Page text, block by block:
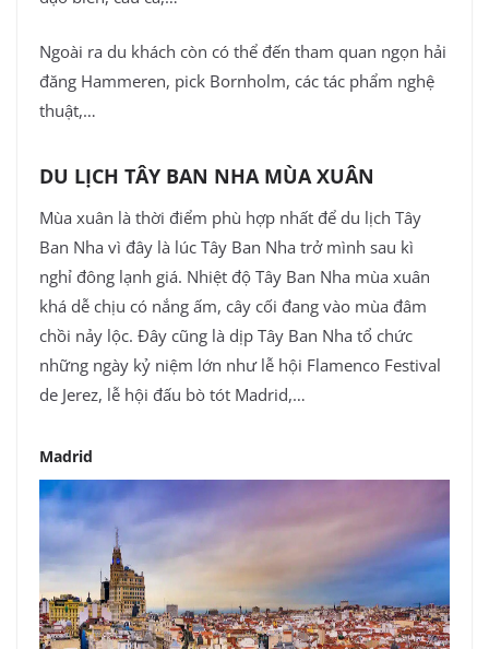
Ngoài ra du khách còn có thể đến tham quan ngọn hải
đăng Hammeren, pick Bornholm, các tác phẩm nghệ
thuật,…
DU LỊCH TÂY BAN NHA MÙA XUÂN
Mùa xuân là thời điểm phù hợp nhất để du lịch Tây
Ban Nha vì đây là lúc Tây Ban Nha trở mình sau kì
nghỉ đông lạnh giá. Nhiệt độ Tây Ban Nha mùa xuân
khá dễ chịu có nắng ấm, cây cối đang vào mùa đâm
chồi nảy lộc. Đây cũng là dịp Tây Ban Nha tổ chức
những ngày kỷ niệm lớn như lễ hội Flamenco Festival
de Jerez, lễ hội đấu bò tót Madrid,…
Madrid